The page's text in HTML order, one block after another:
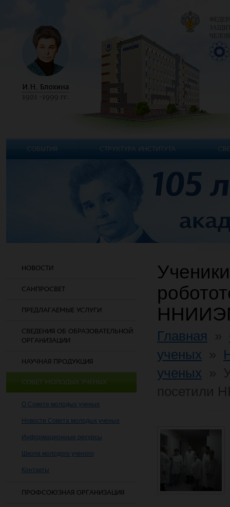
НОВОСТИ
САНПРОСВЕТ
ПРЕДЛАГАЕМЫЕ УСЛУГИ
СВЕДЕНИЯ ОБ ОБРАЗОВАТЕЛЬНОЙ
ОРГАНИЗАЦИИ
НАУЧНАЯ ПРОДУКЦИЯ
СОВЕТ МОЛОДЫХ УЧЕНЫХ
О Совете молодых ученых
Новости Совета молодых ученых
Информационные ресурсы
Школа молодого ученого
Контакты
ПРОФСОЮЗНАЯ ОРГАНИЗАЦИЯ
Главная
ученых
ученых
СОБЫТИЯ СТРУКТУРА ИНСТИТУТА